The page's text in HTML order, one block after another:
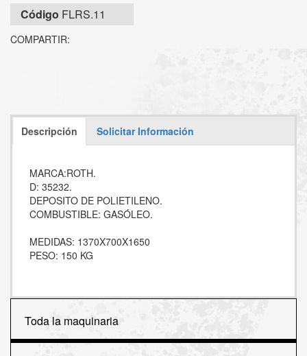
Código FLRS.11
COMPARTIR:
Descripción Solicitar Información
MARCA:ROTH.
D: 35232.
DEPOSITO DE POLIETILENO.
COMBUSTIBLE: GASÓLEO.
MEDIDAS: 1370X700X1650
PESO: 150 KG
Toda la maquinaria